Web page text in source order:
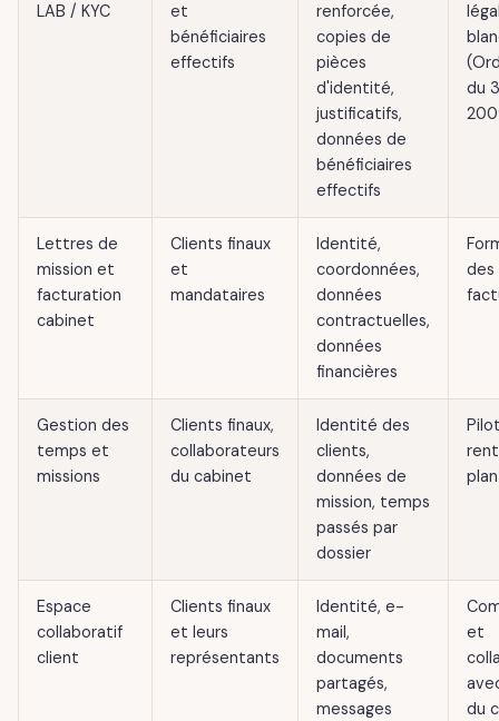
LAB / KYC
et
bénéficiaires
effectifs
renforcée,
copies de
pièces
d'identité,
justificatifs,
données de
bénéficiaires
effectifs
du
Lettres de
mission et
facturation
cabinet
Clients finaux
et
mandataires
Identité,
coordonnées,
données
contractuelles,
données
financières
des
Gestion des
temps et
missions
Clients finaux,
collaborateurs
du cabinet
Identité des
clients,
données de
mission, temps
passés par
dossier
Espace
collaboratif
client
Clients finaux
et leurs
représentants
Identité, e-
mail,
documents
partagés,
messages
et
du